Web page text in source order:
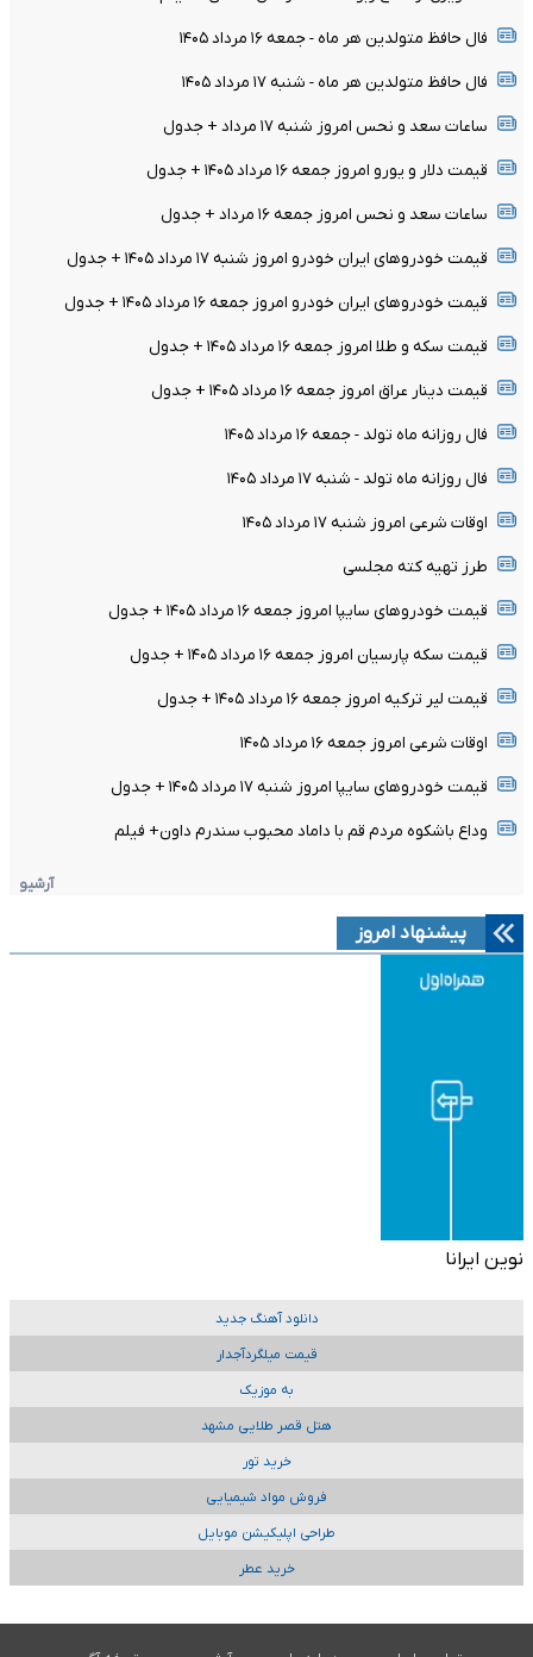
فال حافظ متولدین هر ماه - جمعه ۱۶ مرداد ۱۴۰۵
فال حافظ متولدین هر ماه - شنبه ۱۷ مرداد ۱۴۰۵
ساعات سعد و نحس امروز شنبه ۱۷ مرداد + جدول
قیمت دلار و یورو امروز جمعه ۱۶ مرداد ۱۴۰۵ + جدول
ساعات سعد و نحس امروز جمعه ۱۶ مرداد + جدول
قیمت خودرو‌های ایران خودرو امروز شنبه ۱۷ مرداد ۱۴۰۵ + جدول
قیمت خودرو‌های ایران خودرو امروز جمعه ۱۶ مرداد ۱۴۰۵ + جدول
قیمت سکه و طلا امروز جمعه ۱۶ مرداد ۱۴۰۵ + جدول
قیمت دینار عراق امروز جمعه ۱۶ مرداد ۱۴۰۵ + جدول
فال روزانه ماه تولد - جمعه ۱۶ مرداد ۱۴۰۵
فال روزانه ماه تولد - شنبه ۱۷ مرداد ۱۴۰۵
اوقات شرعی امروز شنبه ۱۷ مرداد ۱۴۰۵
طرز تهیه کته مجلسی
قیمت خودرو‌های سایپا امروز جمعه ۱۶ مرداد ۱۴۰۵ + جدول
قیمت سکه پارسیان امروز جمعه ۱۶ مرداد ۱۴۰۵ + جدول
قیمت لیر ترکیه امروز جمعه ۱۶ مرداد ۱۴۰۵ + جدول
اوقات شرعی امروز جمعه ۱۶ مرداد ۱۴۰۵
قیمت خودرو‌های سایپا امروز شنبه ۱۷ مرداد ۱۴۰۵ + جدول
وداع باشکوه مردم قم با داماد محبوب سندرم داون+ فیلم
آرشیو
پیشنهاد امروز
نوین ایرانا
دانلود آهنگ جدید
قیمت میلگردآجدار
به موزیک
هتل قصر طلایی مشهد
خرید تور
فروش مواد شیمیایی
طراحی اپلیکیشن موبایل
خرید عطر